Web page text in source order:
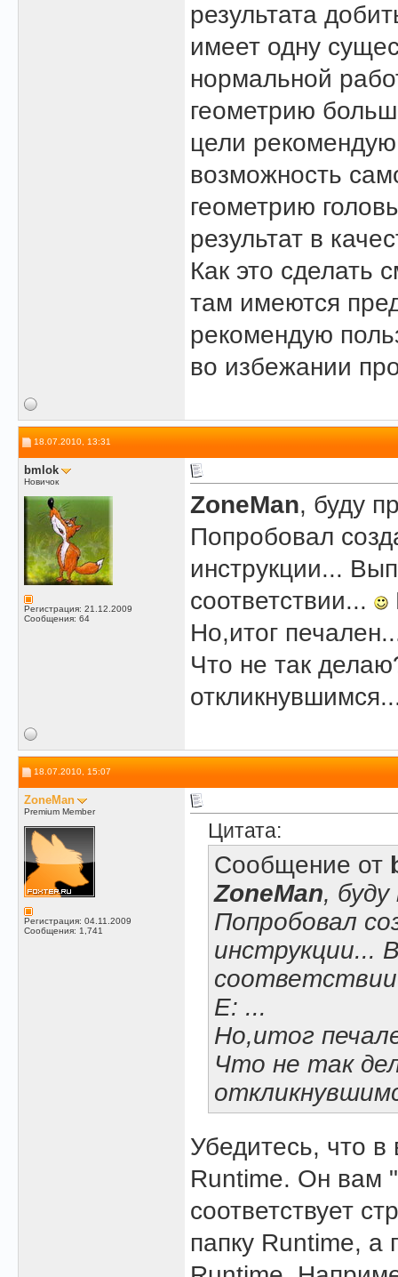
результата
имеет одну
нормальной
геометрию
цели
возможность
геометрию
результат в
Как это сделать
там имеются
рекомендую
во избежании
18.07.2010, 13:31
bmlok
Новичок
Регистрация: 21.12.2009
Сообщения: 64
ZoneMan, буду
Попробовал
инструкции...
соответствии...
Но,итог
Что не так
18.07.2010, 15:07
ZoneMan
Premium Member
Регистрация: 04.11.2009
Сообщения: 1,741
Цитата:
Сообщение от
ZoneMan,
Попробовал
инструкции...
E: ...
Но,итог
Что не так
Убедитесь, что
Runtime. Он вам
соответствует
папку Runtime, а